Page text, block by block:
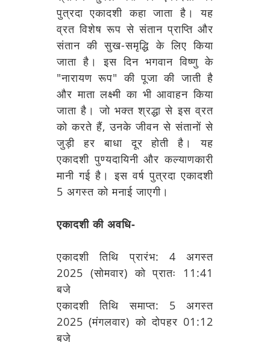
पुत्रदा एकादशी कहा जाता है। यह
व्रत विशेष रूप से संतान प्राप्ति और
संतान की सुख-समृद्धि के लिए किया
जाता है। इस दिन भगवान विष्णु के
"नारायण रूप" की पूजा की जाती है
और माता लक्ष्मी का भी आवाहन किया
जाता है। जो भक्त श्रद्धा से इस व्रत
को करते हैं, उनके जीवन से संतानों से
जुड़ी हर बाधा दूर होती है। यह
एकादशी पुण्यदायिनी और कल्याणकारी
मानी गई है। इस वर्ष पुत्रदा एकादशी
5 अगस्त को मनाई जाएगी।
एकादशी की अवधि-
एकादशी तिथि प्रारंभ: 4 अगस्त
2025 (सोमवार) को प्रातः 11:41
बजे
एकादशी तिथि समाप्त: 5 अगस्त
2025 (मंगलवार) को दोपहर 01:12
बजे